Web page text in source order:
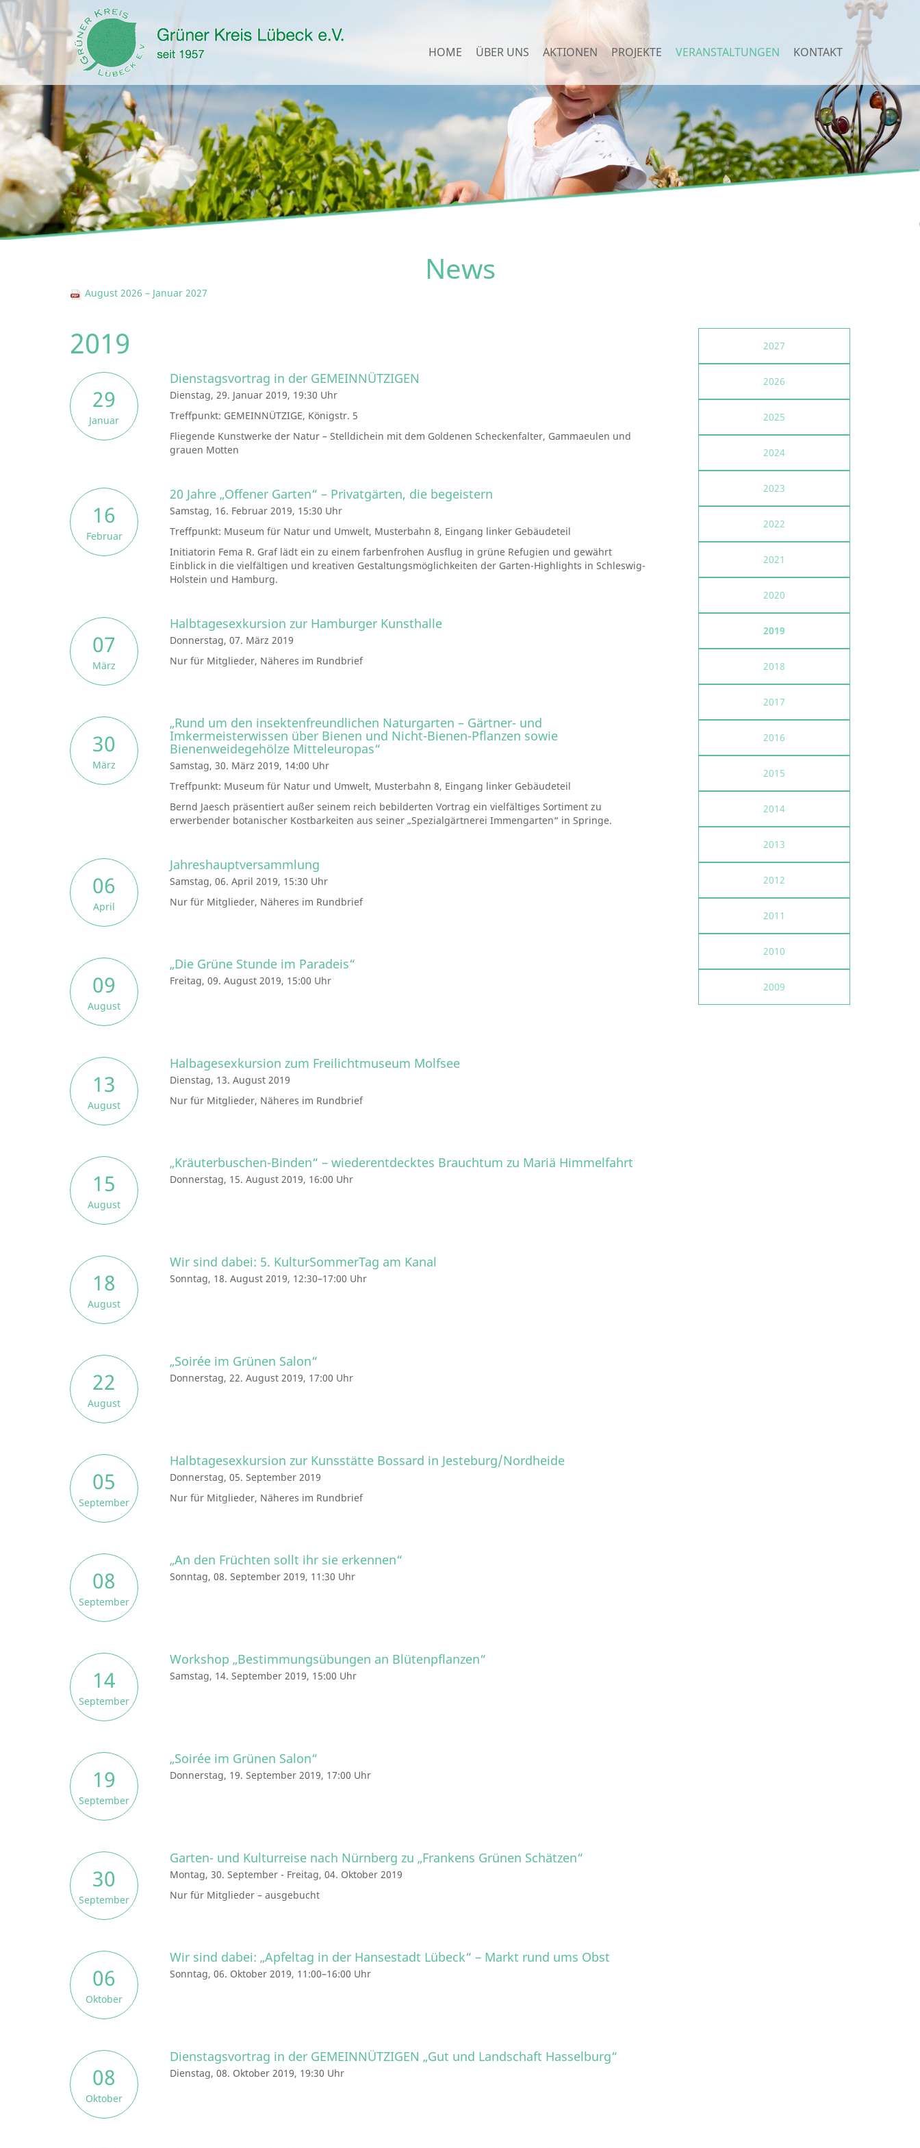
HOME ÜBER UNS AKTIONEN PROJEKTE VERANSTALTUNGEN KONTAKT
News
August 2026 – Januar 2027
2019
29
Januar
Dienstagsvortrag in der GEMEINNÜTZIGEN
Dienstag, 29. Januar 2019, 19:30 Uhr
Treffpunkt: GEMEINNÜTZIGE, Königstr. 5
Fliegende Kunstwerke der Natur – Stelldichein mit dem Goldenen Scheckenfalter, Gammaeulen und
grauen Motten
16
Februar
20 Jahre „Offener Garten“ – Privatgärten, die begeistern
Samstag, 16. Februar 2019, 15:30 Uhr
Treffpunkt: Museum für Natur und Umwelt, Musterbahn 8, Eingang linker Gebäudeteil
Initiatorin Fema R. Graf lädt ein zu einem farbenfrohen Ausflug in grüne Refugien und gewährt
Einblick in die vielfältigen und kreativen Gestaltungsmöglichkeiten der Garten-Highlights in Schleswig-
Holstein und Hamburg.
07
März
Halbtagesexkursion zur Hamburger Kunsthalle
Donnerstag, 07. März 2019
Nur für Mitglieder, Näheres im Rundbrief
30
März
„Rund um den insektenfreundlichen Naturgarten – Gärtner- und
Imkermeisterwissen über Bienen und Nicht-Bienen-Pflanzen sowie
Bienenweidegehölze Mitteleuropas“
Samstag, 30. März 2019, 14:00 Uhr
Treffpunkt: Museum für Natur und Umwelt, Musterbahn 8, Eingang linker Gebäudeteil
Bernd Jaesch präsentiert außer seinem reich bebilderten Vortrag ein vielfältiges Sortiment zu
erwerbender botanischer Kostbarkeiten aus seiner „Spezialgärtnerei Immengarten“ in Springe.
06
April
Jahreshauptversammlung
Samstag, 06. April 2019, 15:30 Uhr
Nur für Mitglieder, Näheres im Rundbrief
09
August
„Die Grüne Stunde im Paradeis“
Freitag, 09. August 2019, 15:00 Uhr
13
August
Halbagesexkursion zum Freilichtmuseum Molfsee
Dienstag, 13. August 2019
Nur für Mitglieder, Näheres im Rundbrief
15
August
„Kräuterbuschen-Binden“ – wiederentdecktes Brauchtum zu Mariä Himmelfahrt
Donnerstag, 15. August 2019, 16:00 Uhr
18
August
Wir sind dabei: 5. KulturSommerTag am Kanal
Sonntag, 18. August 2019, 12:30–17:00 Uhr
22
August
„Soirée im Grünen Salon“
Donnerstag, 22. August 2019, 17:00 Uhr
05
September
Halbtagesexkursion zur Kunsstätte Bossard in Jesteburg/Nordheide
Donnerstag, 05. September 2019
Nur für Mitglieder, Näheres im Rundbrief
08
September
„An den Früchten sollt ihr sie erkennen“
Sonntag, 08. September 2019, 11:30 Uhr
14
September
Workshop „Bestimmungsübungen an Blütenpflanzen“
Samstag, 14. September 2019, 15:00 Uhr
19
September
„Soirée im Grünen Salon“
Donnerstag, 19. September 2019, 17:00 Uhr
30
September
Garten- und Kulturreise nach Nürnberg zu „Frankens Grünen Schätzen“
Montag, 30. September - Freitag, 04. Oktober 2019
Nur für Mitglieder – ausgebucht
06
Oktober
Wir sind dabei: „Apfeltag in der Hansestadt Lübeck“ – Markt rund ums Obst
Sonntag, 06. Oktober 2019, 11:00–16:00 Uhr
08
Oktober
Dienstagsvortrag in der GEMEINNÜTZIGEN „Gut und Landschaft Hasselburg“
Dienstag, 08. Oktober 2019, 19:30 Uhr
2027
2026
2025
2024
2023
2022
2021
2020
2019
2018
2017
2016
2015
2014
2013
2012
2011
2010
2009